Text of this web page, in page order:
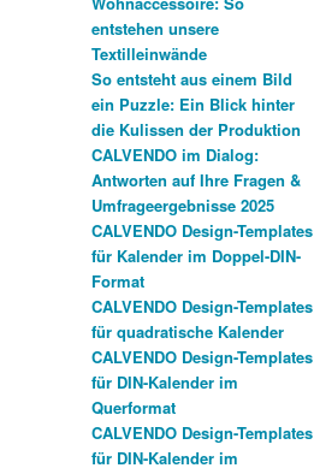
entstehen unsere
Textilleinwände
So entsteht aus einem Bild
ein Puzzle: Ein Blick hinter
die Kulissen der Produktion
CALVENDO im Dialog:
Antworten auf Ihre Fragen &
Umfrageergebnisse 2025
CALVENDO Design-Templates
für Kalender im Doppel-DIN-
Format
CALVENDO Design-Templates
für quadratische Kalender
CALVENDO Design-Templates
für DIN-Kalender im
Querformat
CALVENDO Design-Templates
für DIN-Kalender im